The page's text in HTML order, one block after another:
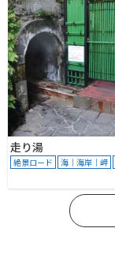
走り湯
絶景ロード 海｜海岸｜岬